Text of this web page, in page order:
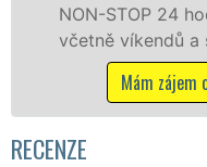
denně, 7 dní v týdnu
bez příplatků.
v Domažlicích
RECENZE